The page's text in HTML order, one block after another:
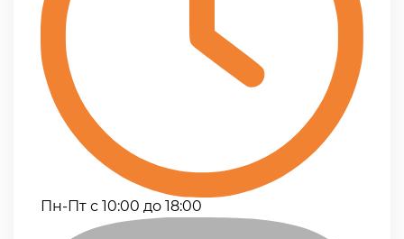
Пн-Пт с 10:00 до 18:00